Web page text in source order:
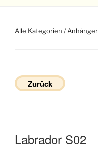
Alle Kategorien /Anhänger
Zurück
Labrador S02